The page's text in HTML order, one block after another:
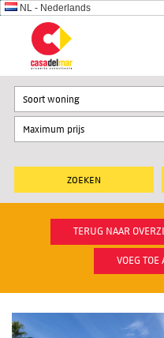
NL - Nederlands
Soort woning
TERUG NAAR
VOEG TOE